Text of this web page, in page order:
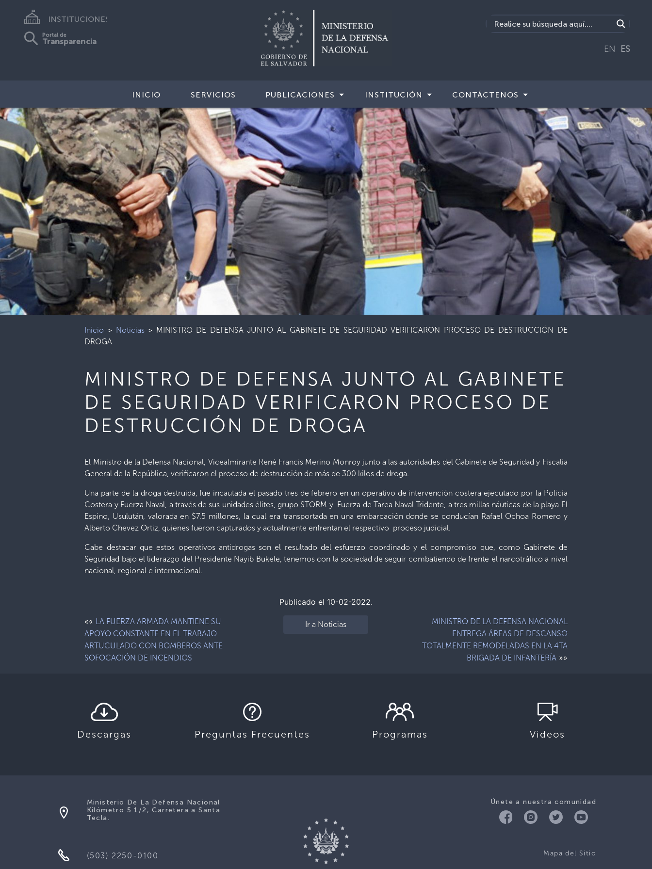
INSTITUCIONES
Portal de
Transparencia
EN ES
INICIO SERVICIOS PUBLICACIONES INSTITUCIÓN CONTÁCTENOS
Inicio > Noticias> MINISTRO DE DEFENSA JUNTO AL GABINETE DE SEGURIDAD VERIFICARON PROCESO DE DESTRUCCIÓN DE
DROGA
MINISTRO DE DEFENSA JUNTO AL GABINETE
DE SEGURIDAD VERIFICARON PROCESO DE
DESTRUCCIÓN DE DROGA
El Ministro de la Defensa Nacional, Vicealmirante René Francis Merino Monroy junto a las autoridades del Gabinete de Seguridad y Fiscalía
General de la República, verificaron el proceso de destrucción de más de 300 kilos de droga.
Una parte de la droga destruida, fue incautada el pasado tres de febrero en un operativo de intervención costera ejecutado por la Policía
Costera y Fuerza Naval, a través de sus unidades élites, grupo STORM y Fuerza de Tarea Naval Tridente, a tres millas náuticas de la playa El
Espino, Usulután, valorada en $7.5 millones, la cual era transportada en una embarcación donde se conducían Rafael Ochoa Romero y
Alberto Chevez Ortiz, quienes fueron capturados y actualmente enfrentan el respectivo proceso judicial.
Cabe destacar que estos operativos antidrogas son el resultado del esfuerzo coordinado y el compromiso que, como Gabinete de
Seguridad bajo el liderazgo del Presidente Nayib Bukele, tenemos con la sociedad de seguir combatiendo de frente el narcotráfico a nivel
nacional, regional e internacional.
Publicado el 10-02-2022.
«« LA FUERZA ARMADA MANTIENE SU
APOYO CONSTANTE EN EL TRABAJO
ARTUCULADO CON BOMBEROS ANTE
SOFOCACIÓN DE INCENDIOS
Ir a Noticias
MINISTRO DE LA DEFENSA NACIONAL
ENTREGA ÁREAS DE DESCANSO
TOTALMENTE REMODELADAS EN LA 4TA
BRIGADA DE INFANTERÍA»»
Descargas Preguntas Frecuentes Programas Videos
Únete a nuestra comunidad
Mapa del Sitio
Ministerio De La Defensa Nacional
Kilómetro 5 1/2, Carretera a Santa
Tecla.
(503) 2250-0100